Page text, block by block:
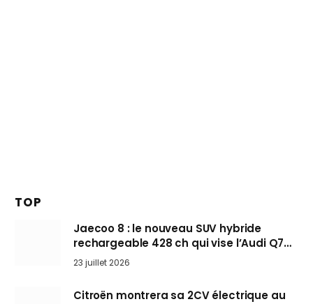
TOP
Jaecoo 8 : le nouveau SUV hybride
rechargeable 428 ch qui vise l’Audi Q7
arrive en Europe cet automne
23 juillet 2026
Citroën montrera sa 2CV électrique au